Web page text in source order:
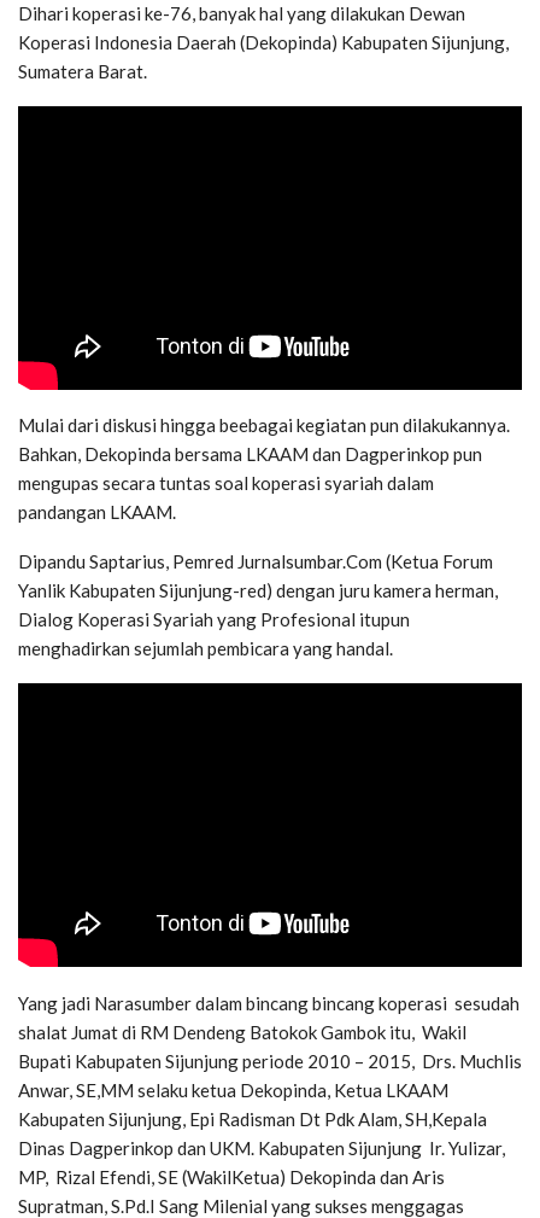
Dihari koperasi ke-76, banyak hal yang dilakukan Dewan
Koperasi Indonesia Daerah (Dekopinda) Kabupaten Sijunjung,
Sumatera Barat.
Mulai dari diskusi hingga beebagai kegiatan pun dilakukannya.
Bahkan, Dekopinda bersama LKAAM dan Dagperinkop pun
mengupas secara tuntas soal koperasi syariah dalam
pandangan LKAAM.
Dipandu Saptarius, Pemred Jurnalsumbar.Com (Ketua Forum
Yanlik Kabupaten Sijunjung-red) dengan juru kamera herman,
Dialog Koperasi Syariah yang Profesional itupun
menghadirkan sejumlah pembicara yang handal.
Yang jadi Narasumber dalam bincang bincang koperasi sesudah
shalat Jumat di RM Dendeng Batokok Gambok itu, Wakil
Bupati Kabupaten Sijunjung periode 2010 – 2015, Drs. Muchlis
Anwar, SE,MM selaku ketua Dekopinda, Ketua LKAAM
Kabupaten Sijunjung, Epi Radisman Dt Pdk Alam, SH,Kepala
Dinas Dagperinkop dan UKM. Kabupaten Sijunjung Ir. Yulizar,
MP, Rizal Efendi, SE (WakilKetua) Dekopinda dan Aris
Supratman, S.Pd.I Sang Milenial yang sukses menggagas